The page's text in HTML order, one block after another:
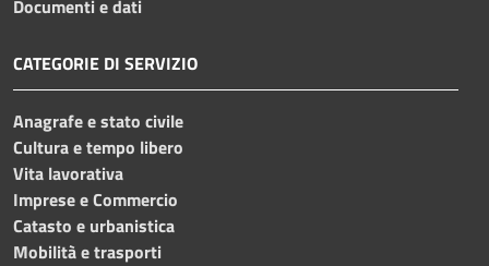
Documenti e dati
CATEGORIE DI SERVIZIO
Anagrafe e stato civile
Cultura e tempo libero
Vita lavorativa
Imprese e Commercio
Catasto e urbanistica
Mobilità e trasporti